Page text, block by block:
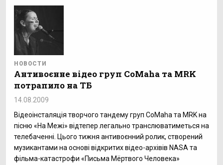
НОВОСТИ
Антивоєнне відео груп CoMaha та MRK
потрапило на ТБ
14.08.2009
Відеоінсталяція творчого тандему груп CoMaha та MRK на
пісню «На Межі» відтепер легально транслюватиметься на
телебаченні. Цього тижня антивоєнний ролик, створений
музикантами на основі відкритих відео-архівів NASA та
фільма-катастрофи «Письма Мёртвого Человека»